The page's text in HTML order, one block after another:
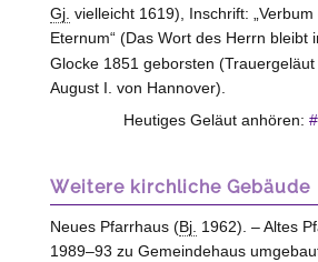
Gj. vielleicht 1619), Inschrift:
Eternum“ (Das Wort des Herrn bleibt
Glocke 1851 geborsten (Trauergeläut
August I. von Hannover).
Heutiges Geläut anhören:
Weitere kirchliche Gebäude
Neues Pfarrhaus (Bj. 1962). – Altes
1989–93 zu Gemeindehaus